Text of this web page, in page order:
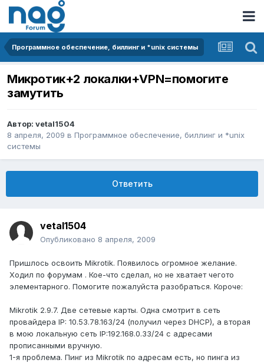
Программное обеспечение, биллинг и *unix системы
Микротик+2 локалки+VPN=помогите
замутить
Автор: vetal1504
8 апреля, 2009 в Программное обеспечение, биллинг и *unix
системы
Ответить
vetal1504
Опубликовано 8 апреля, 2009
Пришлось освоить Mikrotik. Появилось огромное желание.
Ходил по форумам . Кое-что сделал, но не хватает чегото
элементарного. Помогите пожалуйста разобраться. Короче:
Mikrotik 2.9.7. Две сетевые карты. Одна смотрит в сеть
провайдера IP: 10.53.78.163/24 (получил через DHCP), а вторая
в мою локальную сеть IP:192.168.0.33/24 с адресами
прописанными вручную.
1-я проблема. Пинг из Mikrotik по адресам есть, но пинга из